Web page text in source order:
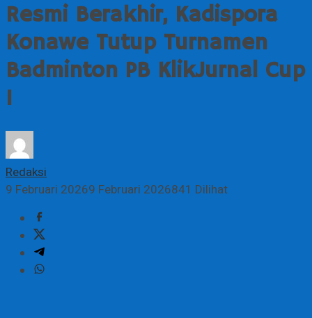
Resmi Berakhir, Kadispora
Konawe Tutup Turnamen
Badminton PB KlikJurnal Cup
1
Redaksi
9 Februari 20269 Februari 2026841 Dilihat